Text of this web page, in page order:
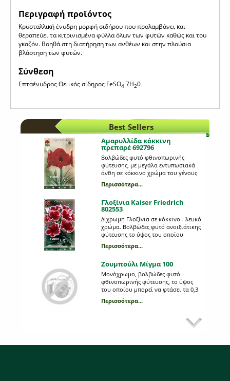
Περιγραφή προϊόντος
Κρυσταλλική ένυδρη μορφή σιδήρου που προλαμβάνει και
θεραπεύει τα κιτρινισμένα φύλλα όλων των φυτών καθώς και του
γκαζόν. Βοηθά στη διατήρηση των ανθέων και στην πλούσια
βλάστηση των φυτών.
Σύνθεση
Επταένυδρος Θειικός σίδηρος FeSO4 7H20
Best Sellers
Αμαρυλλίδα κόκκινη
πρεπαρέ 692796
Βολβώδες φυτό φθινοπωρινής
φύτευσης, με μεγάλα εντυπωσιακά
άνθη σε κόκκινο χρώμα του γένους
Ηippeastrum. Θυμίζει κρίνο και
βρίσκεται πάνω σε μακριά στελέχη,
ανθίζει δημιουργεί σε κάθε στέλεχος
4 τεράστια άνθη, διαμέτρου 15cm
περίπου. Η κάθε συσκευασία
περιέχει 1 βολβό μεγέθους 26/28.
Περισσότερα...
Γλοξίνια Kaiser Friedrich
802553
Δίχρωμη Γλοξίνια σε κόκκινο - λευκό
χρώμα. Βολβώδες φυτό ανοιξιάτικης
φύτευσης το ύψος του οποίου
μπορεί να φτάσει τα 0,25 μέτρα. Η
κάθε συσκευασία περιέχει 1 βολβό.
Περισσότερα...
Ζουμπούλι Μίγμα 100
Μονόχρωμο, βολβώδες φυτό
φθινοπωρινής φύτευσης, το ύψος
του οποίου μπορεί να φτάσει τα 0,3
m. Η κάθε συσκευασία περιέχει 3
βολβούς, διαφορετικού χρώματος,
Περισσότερα...
Ντάλια Arabian night 605642
φύτευσης το ύψος του οποίου